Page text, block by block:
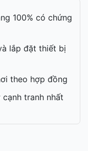
100% có chứng
lắp đặt thiết bị
theo hợp đồng
tranh nhất